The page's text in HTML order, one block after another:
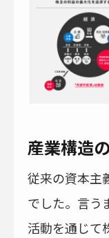
産業構造
従来の資本主
でした。言う
活動を通じて